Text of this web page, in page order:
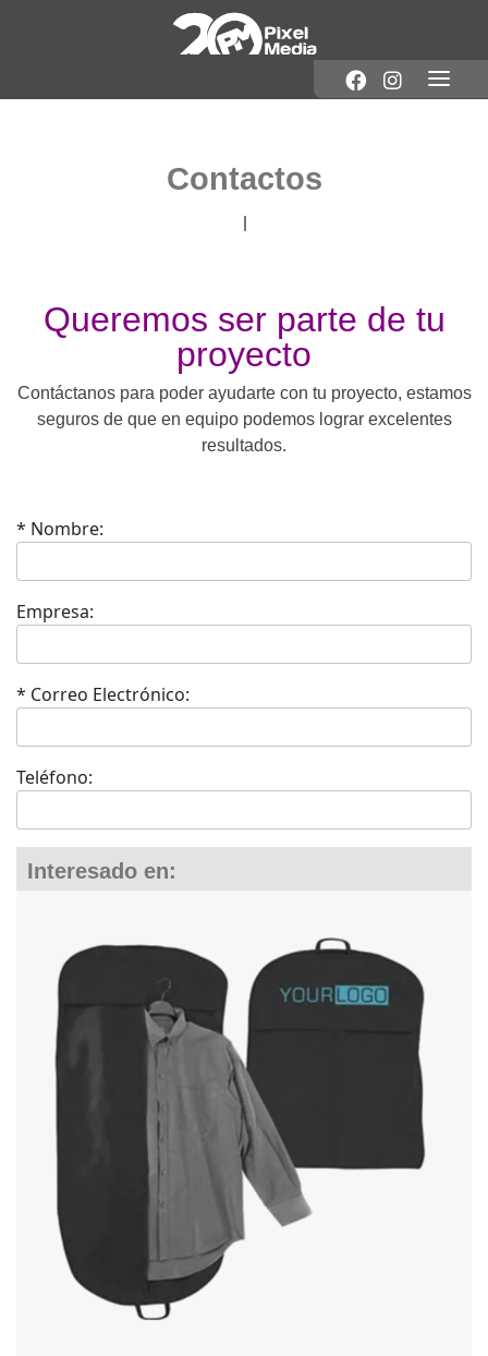
Contactos
Queremos ser parte de tu
proyecto
Contáctanos para poder ayudarte con tu proyecto, estamos
seguros de que en equipo podemos lograr excelentes
resultados.
* Nombre:
Empresa:
* Correo Electrónico:
Teléfono:
Interesado en: